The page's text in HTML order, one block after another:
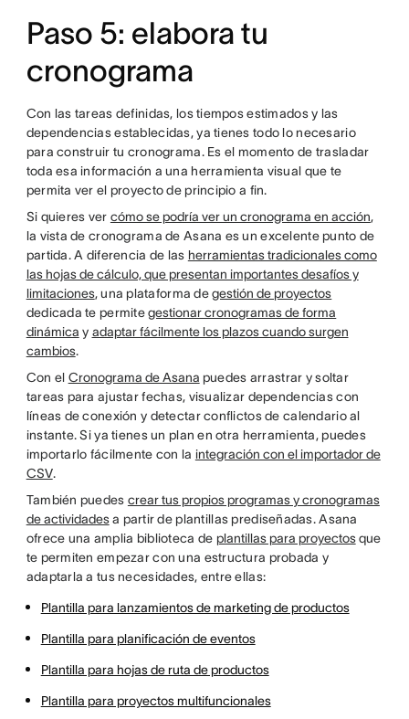
Paso 5: elabora tu
cronograma
Con las tareas definidas, los tiempos estimados y las
dependencias establecidas, ya tienes todo lo necesario
para construir tu cronograma. Es el momento de trasladar
toda esa información a una herramienta visual que te
permita ver el proyecto de principio a fin.
Si quieres ver cómo se podría ver un cronograma en acción,
la vista de cronograma de Asana es un excelente punto de
partida. A diferencia de las herramientas tradicionales como
las hojas de cálculo, que presentan importantes desafíos y
limitaciones, una plataforma degestión de proyectos
dedicada te permitegestionar cronogramas de forma
dinámica y adaptar fácilmente los plazos cuando surgen
cambios.
Con el Cronograma de Asana puedes arrastrar y soltar
tareas para ajustar fechas, visualizar dependencias con
líneas de conexión y detectar conflictos de calendario al
instante. Si ya tienes un plan en otra herramienta, puedes
importarlo fácilmente con la integración con el importador de
CSV.
También puedes crear tus propios programas y cronogramas
de actividadesa partir de plantillas prediseñadas. Asana
ofrece una amplia biblioteca de plantillas para proyectosque
te permiten empezar con una estructura probada y
adaptarla a tus necesidades, entre ellas:
Plantilla para lanzamientos de marketing de productos
Plantilla para planificación de eventos
Plantilla para hojas de ruta de productos
Plantilla para proyectos multifuncionales